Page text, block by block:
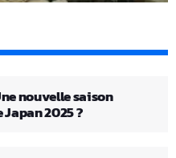
nouvelle saison
2025 ?